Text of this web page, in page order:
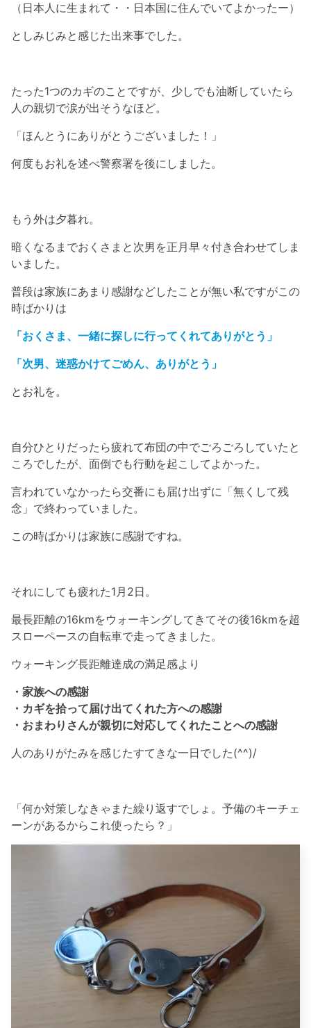
（日本人に生まれて・・日本国に住んでいてよかったー）
としみじみと感じた出来事でした。
たった1つのカギのことですが、少しでも油断していたら
人の親切で涙が出そうなほど。
「ほんとうにありがとうございました！」
何度もお礼を述べ警察署を後にしました。
もう外は夕暮れ。
暗くなるまでおくさまと次男を正月早々付き合わせてしま
いました。
普段は家族にあまり感謝などしたことが無い私ですがこの
時ばかりは
「おくさま、一緒に探しに行ってくれてありがとう」
「次男、迷惑かけてごめん、ありがとう」
とお礼を。
自分ひとりだったら疲れて布団の中でごろごろしていたと
ころでしたが、面倒でも行動を起こしてよかった。
言われていなかったら交番にも届け出ずに「無くして残
念」で終わっていました。
この時ばかりは家族に感謝ですね。
それにしても疲れた1月2日。
最長距離の16kmをウォーキングしてきてその後16kmを超
スローペースの自転車で走ってきました。
ウォーキング長距離達成の満足感より
・家族への感謝
・カギを拾って届け出てくれた方への感謝
・おまわりさんが親切に対応してくれたことへの感謝
人のありがたみを感じたすてきな一日でした(^^)/
「何か対策しなきゃまた繰り返すでしょ。予備のキーチェ
ーンがあるからこれ使ったら？」